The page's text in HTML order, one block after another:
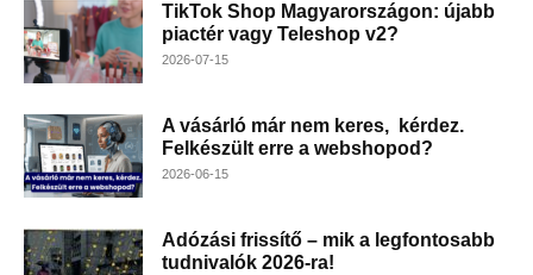
TikTok Shop Magyarországon: újabb
piactér vagy Teleshop v2?
2026-07-15
A vásárló már nem keres, kérdez.
Felkészült erre a webshopod?
2026-06-15
Adózási frissítő – mik a legfontosabb
tudnivalók 2026-ra!